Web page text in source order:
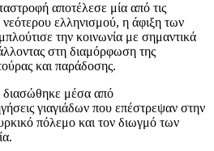
αποτέλεσε μία από τις
νεότερου ελληνισμού, η άφιξη των
την κοινωνία με σημαντικά
στη διαμόρφωση της
και παράδοσης.
διασώθηκε μέσα από
γιαγιάδων που επέστρεψαν στην
πόλεμο και τον διωγμό των